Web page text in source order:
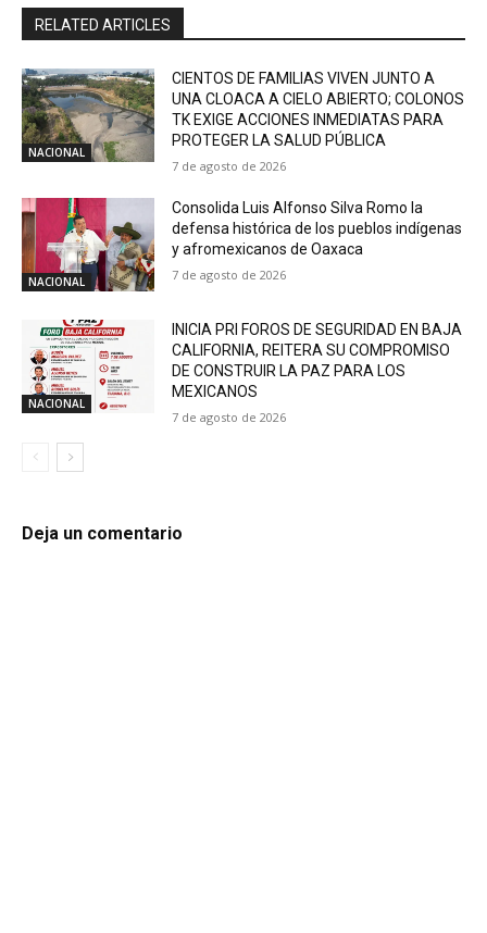
RELATED ARTICLES
NACIONAL
CIENTOS DE FAMILIAS VIVEN JUNTO A
UNA CLOACA A CIELO ABIERTO; COLONOS
TK EXIGE ACCIONES INMEDIATAS PARA
PROTEGER LA SALUD PÚBLICA
7 de agosto de 2026
NACIONAL
Consolida Luis Alfonso Silva Romo la
defensa histórica de los pueblos indígenas
y afromexicanos de Oaxaca
7 de agosto de 2026
NACIONAL
INICIA PRI FOROS DE SEGURIDAD EN BAJA
CALIFORNIA, REITERA SU COMPROMISO
DE CONSTRUIR LA PAZ PARA LOS
MEXICANOS
7 de agosto de 2026
Deja un comentario